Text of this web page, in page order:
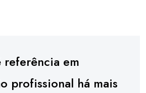
referência em
profissional há mais